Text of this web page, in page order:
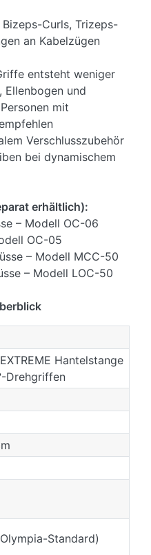
Curls, Trizeps-
an Kabelzügen
entsteht weniger
Ellenbogen und
mit
Verschlusszubehör
bei dynamischem
erhältlich):
– Modell OC-06
OC-05
– Modell MCC-50
– Modell LOC-50
Hantelstange
Drehgriffen
Standard)